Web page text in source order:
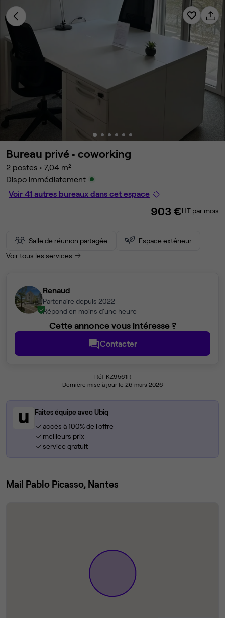
Bureau privé • coworking
2 postes • 7,04 m²
Dispo immédiatement
Voir 41 autres bureaux dans cet espace
903 €HT par mois
Salle de réunion partagée
Espace extérieur
Voir tous les services
Renaud
Partenaire depuis 2022
Répond en moins d'une heure
Cette annonce vous intéresse ?
Contacter
Réf KZ9561R
Dernière mise à jour le 26 mars 2026
Faites équipe avec Ubiq
accès à 100% de l'offre
meilleurs prix
service gratuit
Mail Pablo Picasso, Nantes